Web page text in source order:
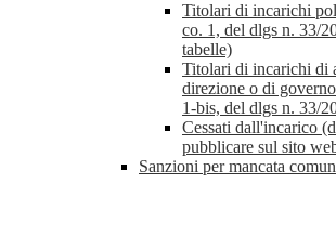
Titolari di incarichi
co. 1, del dlgs n. 33/
tabelle)
Titolari di incarichi di
direzione o di
1-bis, del dlgs n. 33/
Cessati dall'incarico
pubblicare sul sito
Sanzioni per mancata